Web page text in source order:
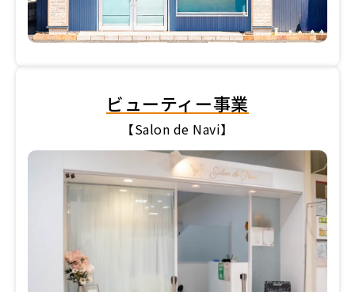
ビューティー事業
【Salon de Navi】